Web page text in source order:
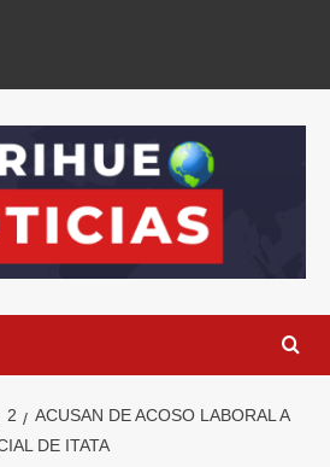
2
ACUSAN DE ACOSO LABORAL A
DE ITATA